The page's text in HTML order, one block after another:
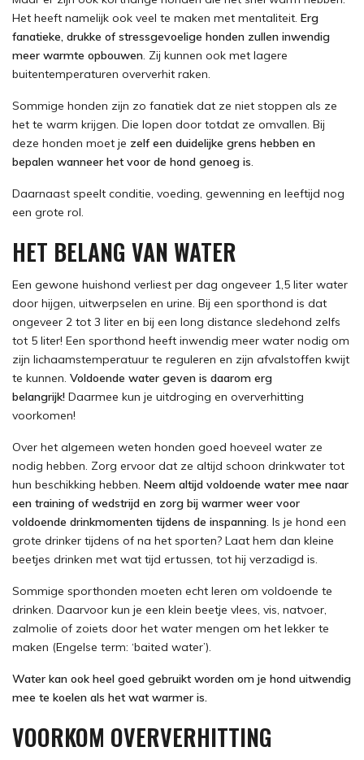
Het heeft namelijk ook veel te maken met mentaliteit. Erg
fanatieke, drukke of stressgevoelige honden zullen inwendig
meer warmte opbouwen. Zij kunnen ook met lagere
buitentemperaturen oververhit raken.
Sommige honden zijn zo fanatiek dat ze niet stoppen als ze
het te warm krijgen. Die lopen door totdat ze omvallen. Bij
deze honden moet je zelf een duidelijke grens hebben en
bepalen wanneer het voor de hond genoeg is.
Daarnaast speelt conditie, voeding, gewenning en leeftijd nog
een grote rol.
HET BELANG VAN WATER
Een gewone huishond verliest per dag ongeveer 1,5 liter water
door hijgen, uitwerpselen en urine. Bij een sporthond is dat
ongeveer 2 tot 3 liter en bij een long distance sledehond zelfs
tot 5 liter! Een sporthond heeft inwendig meer water nodig om
zijn lichaamstemperatuur te reguleren en zijn afvalstoffen kwijt
te kunnen. Voldoende water geven is daarom erg
belangrijk! Daarmee kun je uitdroging en oververhitting
voorkomen!
Over het algemeen weten honden goed hoeveel water ze
nodig hebben. Zorg ervoor dat ze altijd schoon drinkwater tot
hun beschikking hebben. Neem altijd voldoende water mee naar
een training of wedstrijd en zorg bij warmer weer voor
voldoende drinkmomenten tijdens de inspanning. Is je hond een
grote drinker tijdens of na het sporten? Laat hem dan kleine
beetjes drinken met wat tijd ertussen, tot hij verzadigd is.
Sommige sporthonden moeten echt leren om voldoende te
drinken. Daarvoor kun je een klein beetje vlees, vis, natvoer,
zalmolie of zoiets door het water mengen om het lekker te
maken (Engelse term: ‘baited water’).
Water kan ook heel goed gebruikt worden om je hond uitwendig
mee te koelen als het wat warmer is.
VOORKOM OVERVERHITTING